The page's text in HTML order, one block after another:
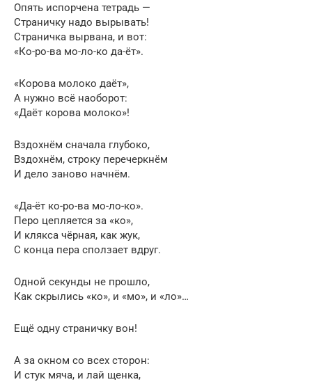
Опять испорчена тетрадь —
Страничку надо вырывать!
Страничка вырвана, и вот:
«Ко-ро-ва мо-ло-ко да-ёт».
«Корова молоко даёт»,
А нужно всё наоборот:
«Даёт корова молоко»!
Вздохнём сначала глубоко,
Вздохнём, строку перечеркнём
И дело заново начнём.
«Да-ёт ко-ро-ва мо-ло-ко».
Перо цепляется за «ко»,
И клякса чёрная, как жук,
С конца пера сползает вдруг.
Одной секунды не прошло,
Как скрылись «ко», и «мо», и «ло»…
Ещё одну страничку вон!
А за окном со всех сторон:
И стук мяча, и лай щенка,